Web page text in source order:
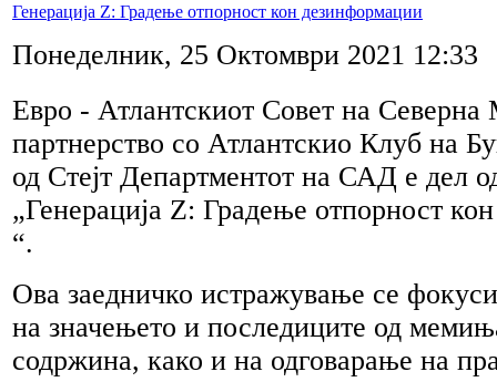
Генерација Z: Градење отпорност кон дезинформации
Понеделник, 25 Октомври 2021 12:33
Евро - Атлантскиот Совет на Северна
партнерство со Атлантскио Клуб на
од Стејт Департментот на САД е дел
„Генерација Z: Градење отпорност
“.
Ова заедничко истражување се
на значењето и последиците од
содржина, како и на одговарање на